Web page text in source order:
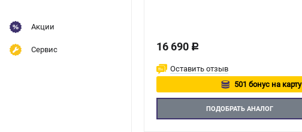
Акции
Сервис 16 690 c
Оставить отзыв
501 бонус на карту
Авторизуйтесь
ПОДОБРАТЬ АНАЛОГ